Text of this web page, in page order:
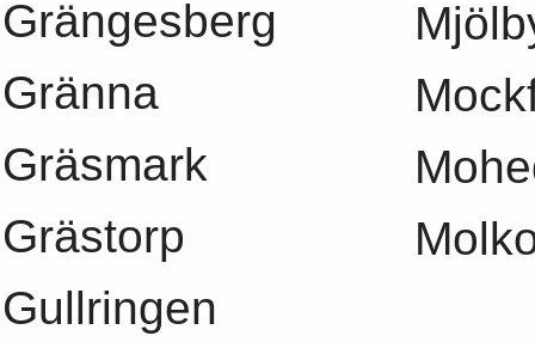
Grängesberg
Gränna
Gräsmark
Grästorp
Gullringen